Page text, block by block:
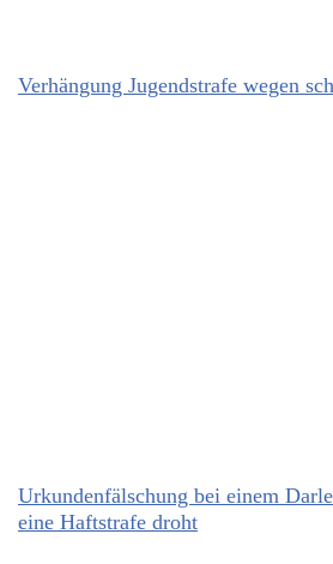
Verhängung Jugendstrafe wegen
Urkundenfälschung bei einem
eine Haftstrafe droht